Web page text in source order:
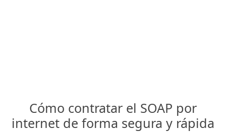
Cómo contratar el SOAP por
internet de forma segura y rápida